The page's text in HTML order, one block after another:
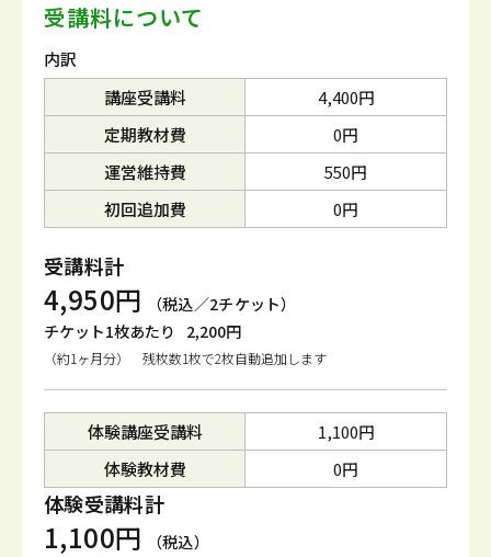
受講料について
内訳
講座受講料
4,400円
定期教材費
0円
運営維持費
550円
初回追加費
0円
受講料計
4,950円
（税込／2チケット）
チケット1枚あたり
2,200円
（約1ヶ月分） 残枚数1枚で2枚自動追加します
体験講座受講料
1,100円
体験教材費
0円
体験受講料計
1,100円 （税込）